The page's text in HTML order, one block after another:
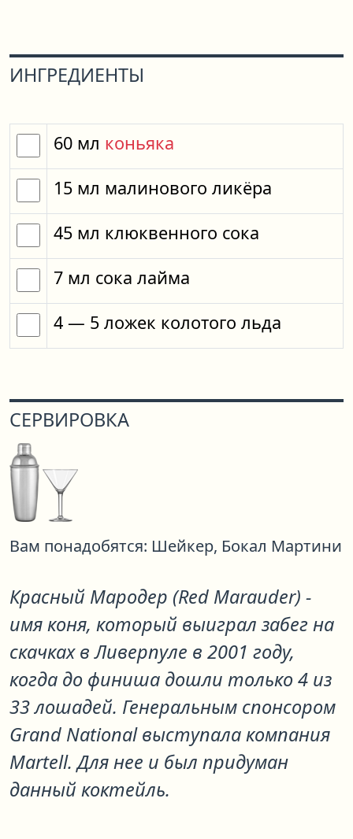
ИНГРЕДИЕНТЫ
60 мл коньяка
15 мл малинового ликёра
45 мл клюквенного сока
7 мл сока лайма
4 — 5 ложек колотого льда
СЕРВИРОВКА
Вам понадобятся: Шейкер, Бокал Мартини
Красный Мародер (Red Marauder) -
имя коня, который выиграл забег на
скачках в Ливерпуле в 2001 году,
когда до финиша дошли только 4 из
33 лошадей. Генеральным спонсором
Grand National выступала компания
Martell. Для нее и был придуман
данный коктейль.